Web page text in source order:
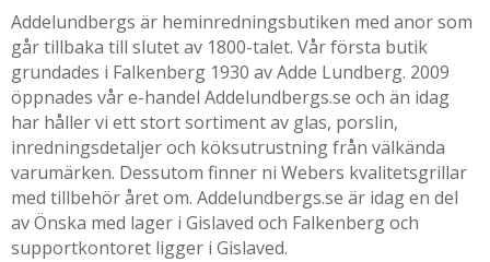
Addelundbergs är heminredningsbutiken med anor som
går tillbaka till slutet av 1800-talet. Vår första butik
grundades i Falkenberg 1930 av Adde Lundberg. 2009
öppnades vår e-handel Addelundbergs.se och än idag
har håller vi ett stort sortiment av glas, porslin,
inredningsdetaljer och köksutrustning från välkända
varumärken. Dessutom finner ni Webers kvalitetsgrillar
med tillbehör året om. Addelundbergs.se är idag en del
av Önska med lager i Gislaved och Falkenberg och
supportkontoret ligger i Gislaved.